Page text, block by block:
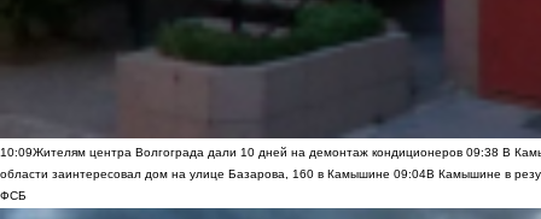
10:09Жителям центра Волгограда дали 10 дней на демонтаж кондиционеров 09:38 В
области заинтересовал дом на улице Базарова, 160 в Камышине 09:04В Камышине в
ФСБ